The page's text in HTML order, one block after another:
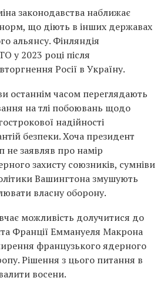
законодавства наближає
що діють в інших державах
альянсу. Фінляндія
у 2023 році після
Росії в Україну.
останнім часом переглядають
на тлі побоювань щодо
надійності
безпеки. Хоча президент
заявляв про намір
захисту союзників, сумніви
Вашингтона змушують
власну оборону.
можливість долучитися до
Франції Еммануеля Макрона
французького ядерного
Рішення з цього питання в
восени.